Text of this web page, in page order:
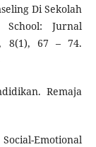
Di Sekolah
School: Jurnal
8(1), 67 – 74.
Remaja
Emotional